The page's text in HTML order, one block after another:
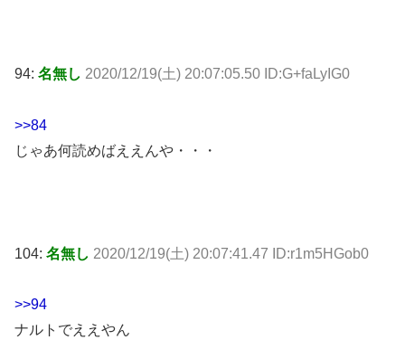
94: 名無し 2020/12/19(土) 20:07:05.50 ID:G+faLyIG0
>>84
じゃあ何読めばええんや・・・
104: 名無し 2020/12/19(土) 20:07:41.47 ID:r1m5HGob0
>>94
ナルトでええやん